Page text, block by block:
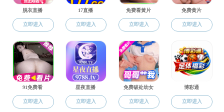
发布时间：2016-07-13
立即下载
上一条： 马克思主义基本原理课程设置